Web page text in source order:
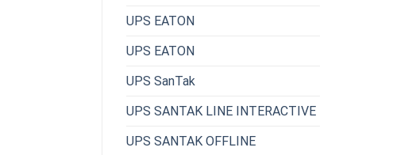
UPS EATON
UPS EATON
UPS SanTak
UPS SANTAK LINE INTERACTIVE
UPS SANTAK OFFLINE